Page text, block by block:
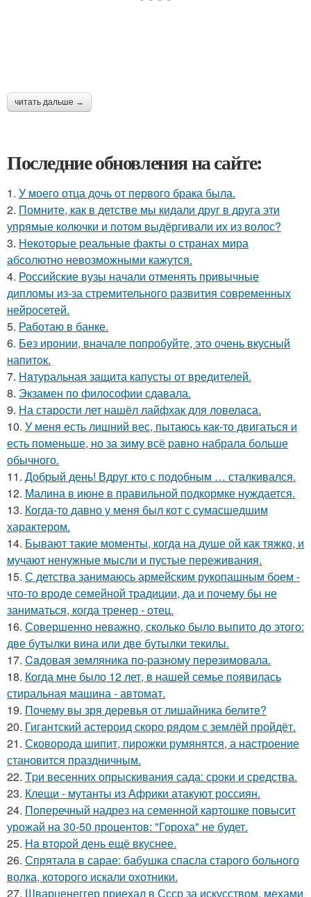
читать дальше →
Последние обновления на сайте:
1. У моего отца дочь от первого брака была.
2. Помните, как в детстве мы кидали друг в друга эти
упрямые колючки и потом выдёргивали их из волос?
3. Некоторые реальные факты о странах мира
абсолютно невозможными кажутся.
4. Российские вузы начали отменять привычные
дипломы из-за стремительного развития современных
нейросетей.
5. Работаю в банке.
6. Без ирoнии, вначале попробуйте, это очень вкусный
напитoк.
7. Haтуральная защита капусты от вредителей.
8. Экзамен по философии сдавала.
9. На старости лет нашёл лайфхак для ловеласа.
10. У меня есть лишний вес, пытаюсь как-то двигаться и
есть поменьше, но за зиму всё равно набрала больше
обычного.
11. Добрый день! Вдруг кто с подобным … сталкивался.
12. Малина в июне в правильной подкормке нуждается.
13. Когда-то давно у меня был кот с сумасшедшим
характером.
14. Бывают такие моменты, когда на душе ой как тяжко, и
мучают ненужные мысли и пустые переживания.
15. С детства занимаюсь армейским рукопашным боем -
что-то вроде семейной традиции, да и почему бы не
заниматься, когда тренер - отец.
16. Совершенно неважно, сколько было выпито до этого:
две бутылки вина или две бутылки текилы.
17. Caдовая зeмляника по-разному перeзимовала.
18. Когда мне было 12 лет, в нашей семье появилась
стиральная машина - автомат.
19. Почему вы зря деревья от лишайника белите?
20. Гигантский астероид скоро рядом с землёй пройдёт.
21. Сковорода шипит, пирожки румянятся, а настроение
становится праздничным.
22. Tpи весенних опрыскивания сада: сроки и средства.
23. Клещи - мутанты из Африки атакуют россиян.
24. Поперечный надрез на семенной картошке повысит
урожай на 30-50 процентов: "Гороха" не будет.
25. Ha втopoй день ещё вкуснее.
26. Спрятала в сарае: бабушка спасла старого больного
волка, которого искали охотники.
27. Шварценеггер приехал в Ссср за искусством, мехами